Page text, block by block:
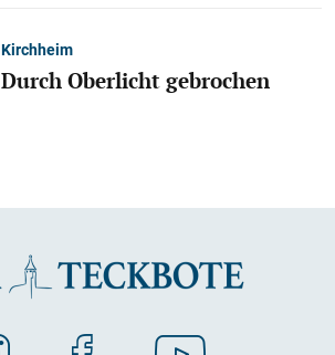
Kirchheim
Durch Oberlicht gebrochen